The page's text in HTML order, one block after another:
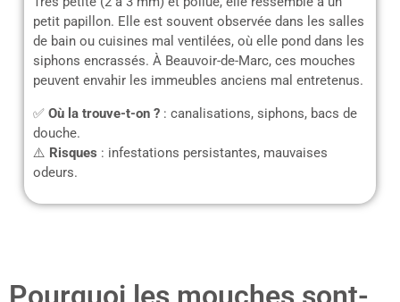
petit papillon. Elle est souvent observée dans les salles
de bain ou cuisines mal ventilées, où elle pond dans les
siphons encrassés. À Beauvoir-de-Marc, ces mouches
peuvent envahir les immeubles anciens mal entretenus.
✅ Où la trouve-t-on ? : canalisations, siphons, bacs de
douche.
⚠️ Risques : infestations persistantes, mauvaises
odeurs.